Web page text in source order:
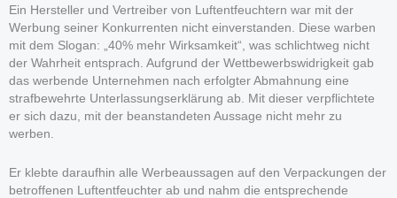
Ein Hersteller und Vertreiber von Luftentfeuchtern war mit der
Werbung seiner Konkurrenten nicht einverstanden. Diese warben
mit dem Slogan: „40% mehr Wirksamkeit“, was schlichtweg nicht
der Wahrheit entsprach. Aufgrund der Wettbewerbswidrigkeit gab
das werbende Unternehmen nach erfolgter Abmahnung eine
strafbewehrte Unterlassungserklärung ab. Mit dieser verpflichtete
er sich dazu, mit der beanstandeten Aussage nicht mehr zu
werben.
Er klebte daraufhin alle Werbeaussagen auf den Verpackungen der
betroffenen Luftentfeuchter ab und nahm die entsprechende